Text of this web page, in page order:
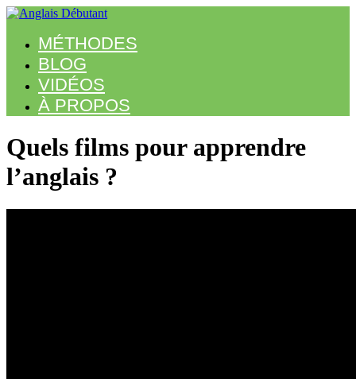
MÉTHODES
BLOG
VIDÉOS
À PROPOS
Quels films pour apprendre
l’anglais ?